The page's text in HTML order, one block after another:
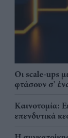
Οι scale-ups
φτάσουν σ'
Καινοτομία:
επενδυτικά